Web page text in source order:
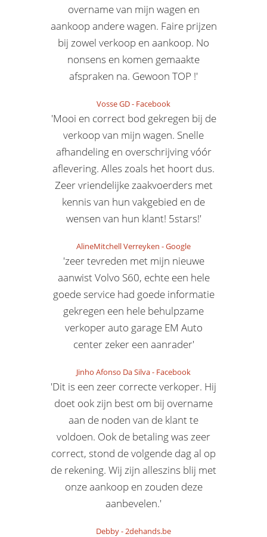
overname van mijn wagen en
aankoop andere wagen. Faire prijzen
bij zowel verkoop en aankoop. No
nonsens en komen gemaakte
afspraken na. Gewoon TOP !'
Vosse GD- Facebook
'Mooi en correct bod gekregen bij de
verkoop van mijn wagen. Snelle
afhandeling en overschrijving vóór
aflevering. Alles zoals het hoort dus.
Zeer vriendelijke zaakvoerders met
kennis van hun vakgebied en de
wensen van hun klant! 5stars!'
AlineMitchell Verreyken -Google
'zeer tevreden met mijn nieuwe
aanwist Volvo S60, echte een hele
goede service had goede informatie
gekregen een hele behulpzame
verkoper auto garage EM Auto
center zeker een aanrader'
Jinho Afonso Da Silva- Facebook
'Dit is een zeer correcte verkoper. Hij
doet ook zijn best om bij overname
aan de noden van de klant te
voldoen. Ook de betaling was zeer
correct, stond de volgende dag al op
de rekening. Wij zijn alleszins blij met
onze aankoop en zouden deze
aanbevelen.'
Debby-2dehands.be